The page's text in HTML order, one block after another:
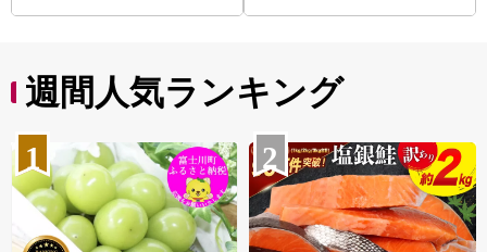
週間人気ランキング
1 2